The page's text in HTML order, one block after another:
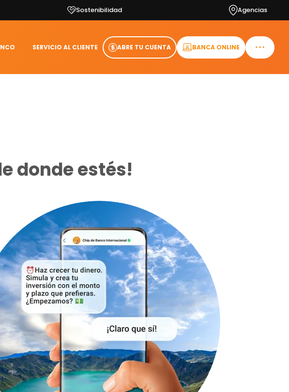
Sostenibilidad Agencias
SERVICIO AL CLIENTE ABRE TU CUENTA BANCA ONLINE
donde estés!